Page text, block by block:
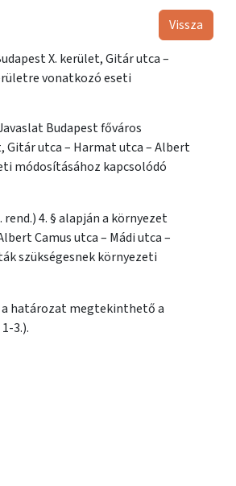
Vissza
X. kerület, Gitár utca –
vonatkozó eseti
Budapest főváros
Gitár utca – Harmat utca – Albert
módosításához kapcsolódó
4. § alapján a környezet
Camus utca – Mádi utca –
szükségesnek környezeti
a határozat megtekinthető a
3.).